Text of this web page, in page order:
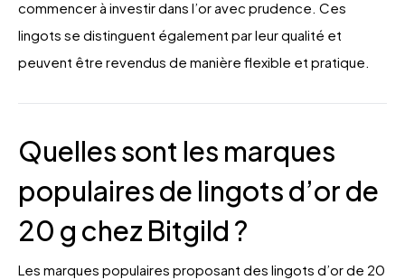
commencer à investir dans l’or avec prudence. Ces
lingots se distinguent également par leur qualité et
peuvent être revendus de manière flexible et pratique.
Quelles sont les marques
populaires de lingots d’or de
20 g chez Bitgild ?
Les marques populaires proposant des lingots d’or de 20